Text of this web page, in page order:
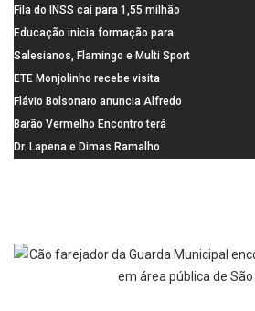
em rodovias
consumidores sobre cuidados
nas compras para o Dia dos Pais
Fila do INSS cai para 1,55 milhão
em julho, com alta de 66,5% nos
pedidos negados em 2026
Educação inicia formação para
elaboração do novo Plano
Municipal
Salesianos, Flamingo e Multi Sport
vão representar São Carlos no
campeonato Estadual
ETE Monjolinho recebe visita
científica da FAPESP
Flávio Bolsonaro anuncia Alfredo
Gaspar, relator da comissão do
INSS, como vice
Barão Vermelho Encontro terá
data extra em Belo Horizonte
Dr. Lapena e Dimas Ramalho